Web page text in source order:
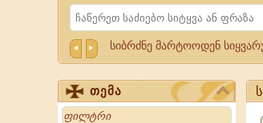
Search
სიბრძნე მარტოოდენ
თემა
Search